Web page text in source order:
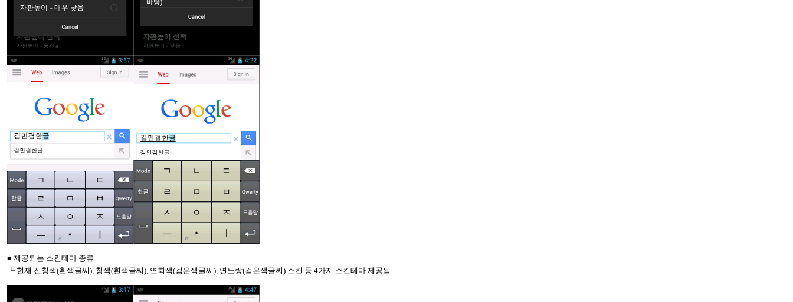
■ 제공되는 스킨테마 종류
┗ 현재 진청색(흰색글씨), 청색(흰색글씨), 연회색(검은색글씨), 연노랑(검은색글씨) 스킨 등 4가지 스킨테마 제공됨